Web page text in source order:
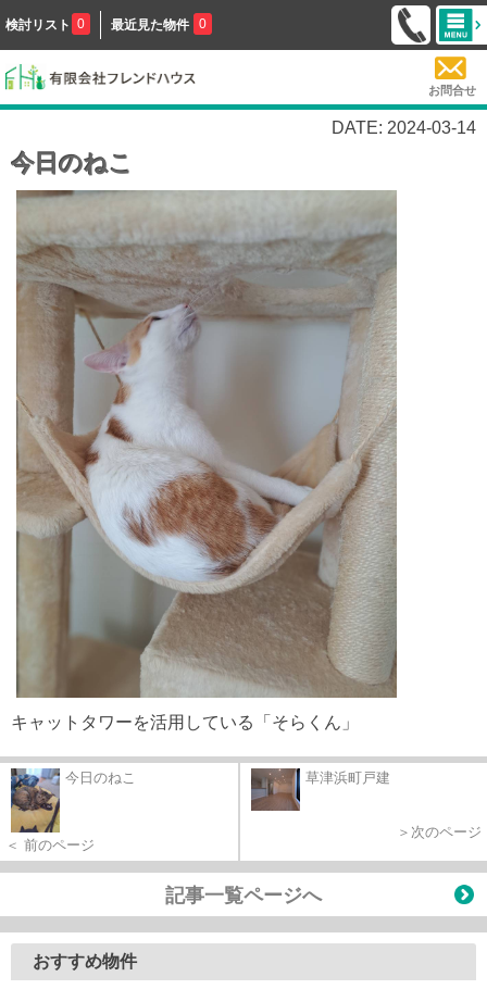
検討リスト 0 最近見た物件 0
お問合せ
DATE: 2024-03-14
今日のねこ
キャットタワーを活用している「そらくん」
今日のねこ
＜ 前のページ
草津浜町戸建
＞次のページ
記事一覧ページへ
おすすめ物件